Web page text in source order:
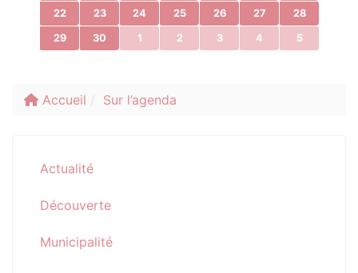
22 23 24 25 26 27 28
29 30 1 2 3 4 5
Accueil Sur l’agenda
Actualité
Découverte
Municipalité